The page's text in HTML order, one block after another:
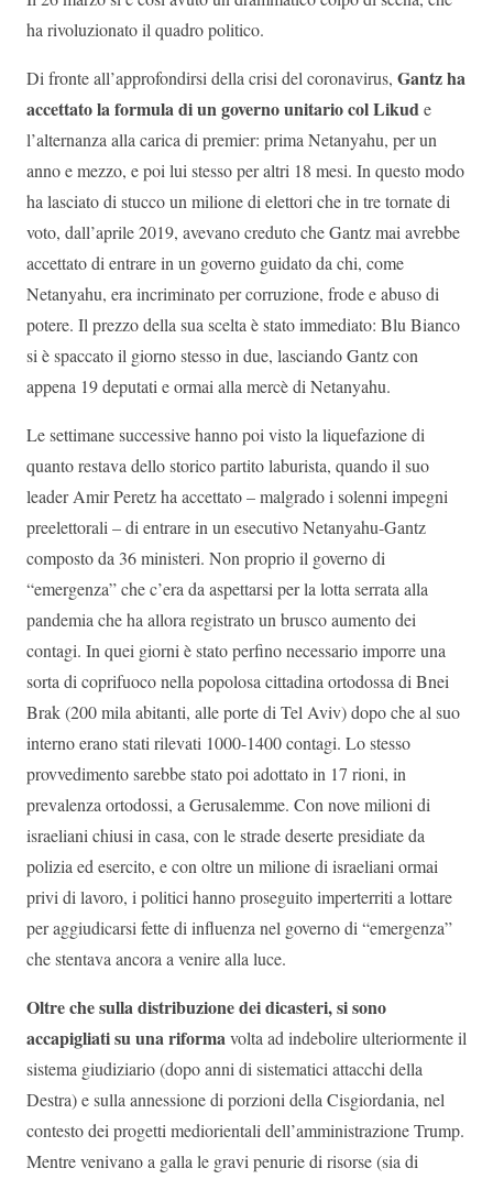
ha rivoluzionato il quadro politico.
Di fronte all’approfondirsi della crisi del coronavirus, Gantz ha
accettato la formula di un governo unitario col Likude
l’alternanza alla carica di premier: prima Netanyahu, per un
anno e mezzo, e poi lui stesso per altri 18 mesi. In questo modo
ha lasciato di stucco un milione di elettori che in tre tornate di
voto, dall’aprile 2019, avevano creduto che Gantz mai avrebbe
accettato di entrare in un governo guidato da chi, come
Netanyahu, era incriminato per corruzione, frode e abuso di
potere. Il prezzo della sua scelta è stato immediato: Blu Bianco
si è spaccato il giorno stesso in due, lasciando Gantz con
appena 19 deputati e ormai alla mercè di Netanyahu.
Le settimane successive hanno poi visto la liquefazione di
quanto restava dello storico partito laburista, quando il suo
leader Amir Peretz ha accettato – malgrado i solenni impegni
preelettorali – di entrare in un esecutivo Netanyahu-Gantz
composto da 36 ministeri. Non proprio il governo di
“emergenza” che c’era da aspettarsi per la lotta serrata alla
pandemia che ha allora registrato un brusco aumento dei
contagi. In quei giorni è stato perfino necessario imporre una
sorta di coprifuoco nella popolosa cittadina ortodossa di Bnei
Brak (200 mila abitanti, alle porte di Tel Aviv) dopo che al suo
interno erano stati rilevati 1000-1400 contagi. Lo stesso
provvedimento sarebbe stato poi adottato in 17 rioni, in
prevalenza ortodossi, a Gerusalemme. Con nove milioni di
israeliani chiusi in casa, con le strade deserte presidiate da
polizia ed esercito, e con oltre un milione di israeliani ormai
privi di lavoro, i politici hanno proseguito imperterriti a lottare
per aggiudicarsi fette di influenza nel governo di “emergenza”
che stentava ancora a venire alla luce.
Oltre che sulla distribuzione dei dicasteri, si sono
accapigliati su una riformavolta ad indebolire ulteriormente il
sistema giudiziario (dopo anni di sistematici attacchi della
Destra) e sulla annessione di porzioni della Cisgiordania, nel
contesto dei progetti mediorientali dell’amministrazione Trump.
Mentre venivano a galla le gravi penurie di risorse (sia di